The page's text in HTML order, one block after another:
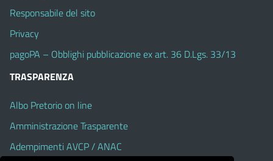
Responsabile del sito
Privacy
pagoPA – Obblighi pubblicazione ex art. 36 D.Lgs. 33/13
TRASPARENZA
Albo Pretorio on line
Amministrazione Trasparente
Adempimenti AVCP / ANAC